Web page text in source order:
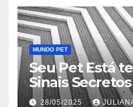
MUNDO PET
Seu Pet Está
Sinais
Precisa
28/05/2025